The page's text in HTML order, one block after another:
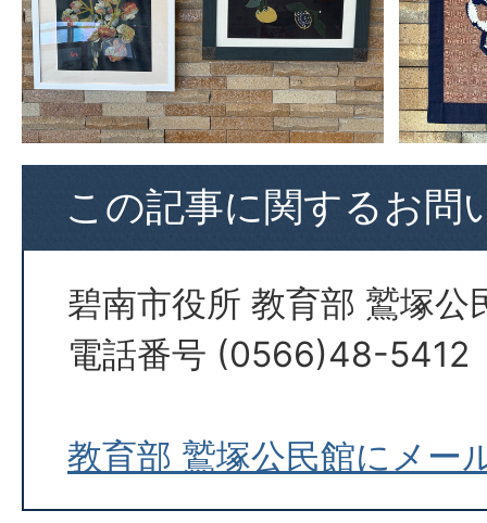
この記事に関するお問
碧南市役所 教育部 鷲塚公
電話番号 (0566)48-5412
教育部 鷲塚公民館にメー